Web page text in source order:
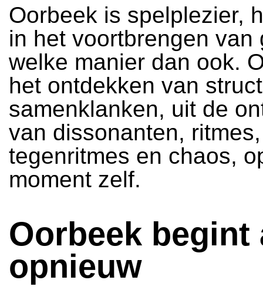
Oorbeek is spelplezier,
in het voortbrengen van
welke manier dan ook.
het ontdekken van
samenklanken, uit de
van dissonanten, ritmes,
tegenritmes en chaos,
moment zelf.
Oorbeek begint
opnieuw